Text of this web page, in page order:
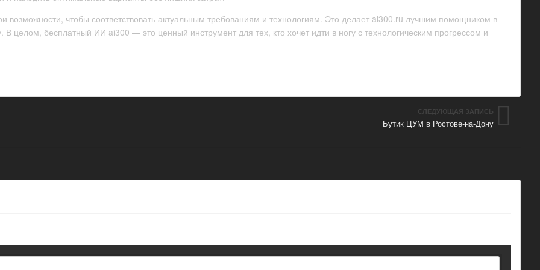
возможности, чтобы соответствовать актуальным требованиям и технологиям. Это делает ai300.ru лучшим помощником в
В целом, бесплатный ИИ ai300 — это ценный инструмент для тех, кто хочет идти в ногу с технологическим прогрессом и
СЛЕДУЮЩАЯ ЗАПИСЬ
Бутик ЦУМ в Ростове-на-Дону